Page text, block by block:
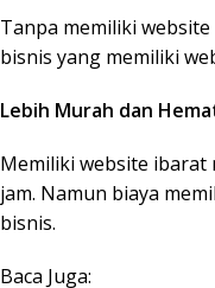
Tanpa memiliki
bisnis yang memiliki
Lebih Murah dan
Memiliki website ibarat
jam. Namun biaya
bisnis.
Baca Juga: